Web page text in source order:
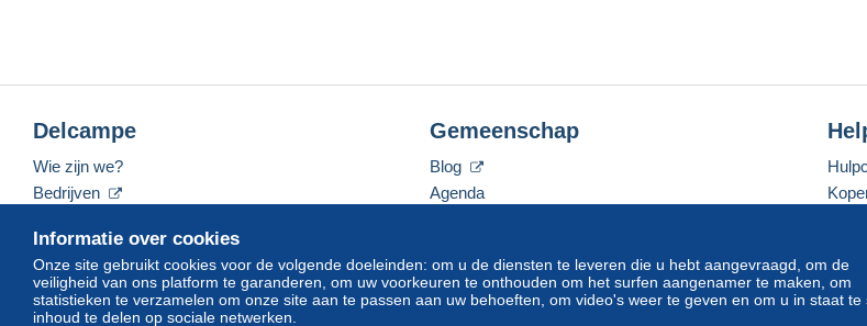
Informatie over cookies
Onze site gebruikt cookies voor de volgende doeleinden: om u de diensten te leveren die u hebt aangevraagd, om de
veiligheid van ons platform te garanderen, om uw voorkeuren te onthouden om het surfen aangenamer te maken, om
statistieken te verzamelen om onze site aan te passen aan uw behoeften, om video's weer te geven en om u in staat te
inhoud te delen op sociale netwerken.
Delcampe
Wie zijn we?
Bedrijven
Neem contact met ons op
Gemeenschap
Blog
Agenda
Een